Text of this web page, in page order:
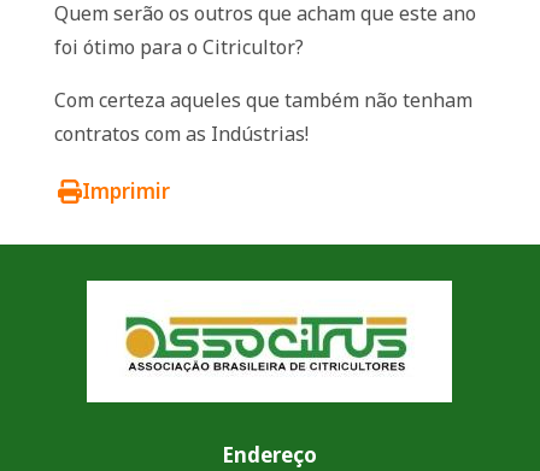
Quem serão os outros que acham que este ano
foi ótimo para o Citricultor?
Com certeza aqueles que também não tenham
contratos com as Indústrias!
Imprimir
Endereço